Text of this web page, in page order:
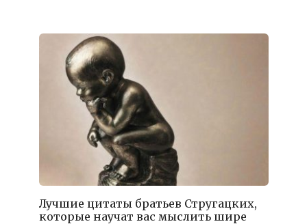
Лучшие цитаты братьев Стругацких,
которые научат вас мыслить шире